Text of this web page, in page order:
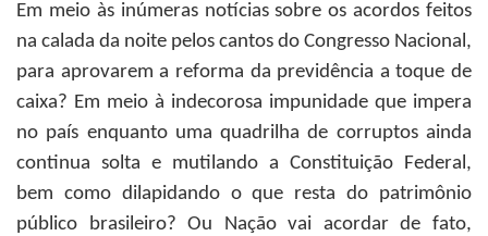
Em meio às inúmeras notícias sobre os acordos feitos
na calada da noite pelos cantos do Congresso Nacional,
para aprovarem a reforma da previdência a toque de
caixa? Em meio à indecorosa impunidade que impera
no país enquanto uma quadrilha de corruptos ainda
continua solta e mutilando a Constituição Federal,
bem como dilapidando o que resta do patrimônio
público brasileiro? Ou Nação vai acordar de fato,